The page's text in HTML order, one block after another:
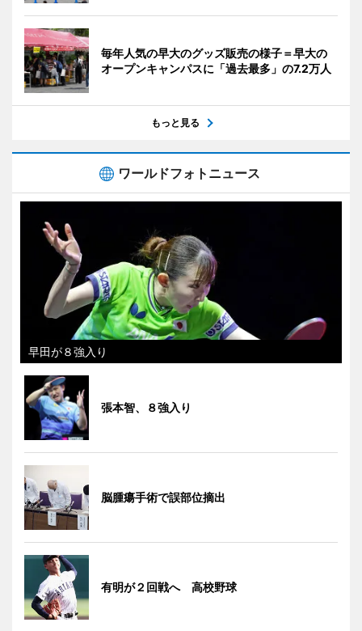
毎年人気の早大のグッズ販売の様子＝早大の
オープンキャンパスに「過去最多」の7.2万人
もっと見る
ワールドフォトニュース
早田が８強入り
張本智、８強入り
脳腫瘍手術で誤部位摘出
有明が２回戦へ 高校野球